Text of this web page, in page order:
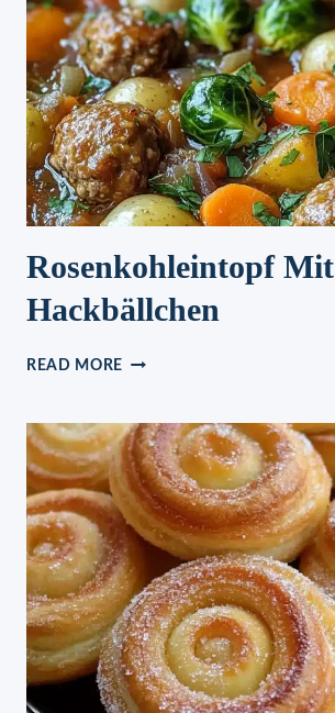
Rosenkohleintopf Mit
Hackbällchen
READ MORE ROSENKOHLEINTOPF